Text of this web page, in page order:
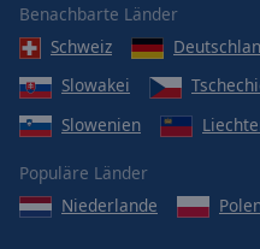
Benachbarte Länder
Schweiz
Slowakei
Slowenien
Populäre Länder
Niederlande